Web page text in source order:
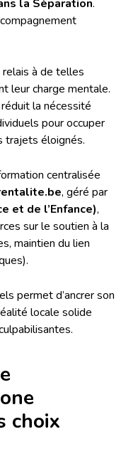
la Séparation.
à de telles
leur charge mentale.
la nécessité
pour occuper
trajets éloignés.
centralisée
, géré par
et de l’Enfance),
sur le soutien à la
maintien du lien
permet d’ancrer son
locale solide
choix